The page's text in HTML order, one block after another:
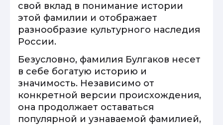
свой вклад в понимание истории
этой фамилии и отображает
разнообразие культурного наследия
России.
Безусловно, фамилия Булгаков несет
в себе богатую историю и
значимость. Независимо от
конкретной версии происхождения,
она продолжает оставаться
популярной и узнаваемой фамилией,